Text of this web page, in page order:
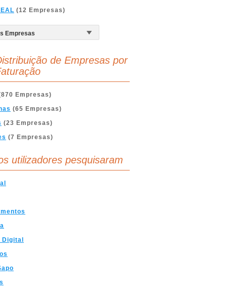
(12 Empresas)
de Empresas por
Empresas)
(65 Empresas)
(23 Empresas)
(7 Empresas)
utilizadores pesquisaram